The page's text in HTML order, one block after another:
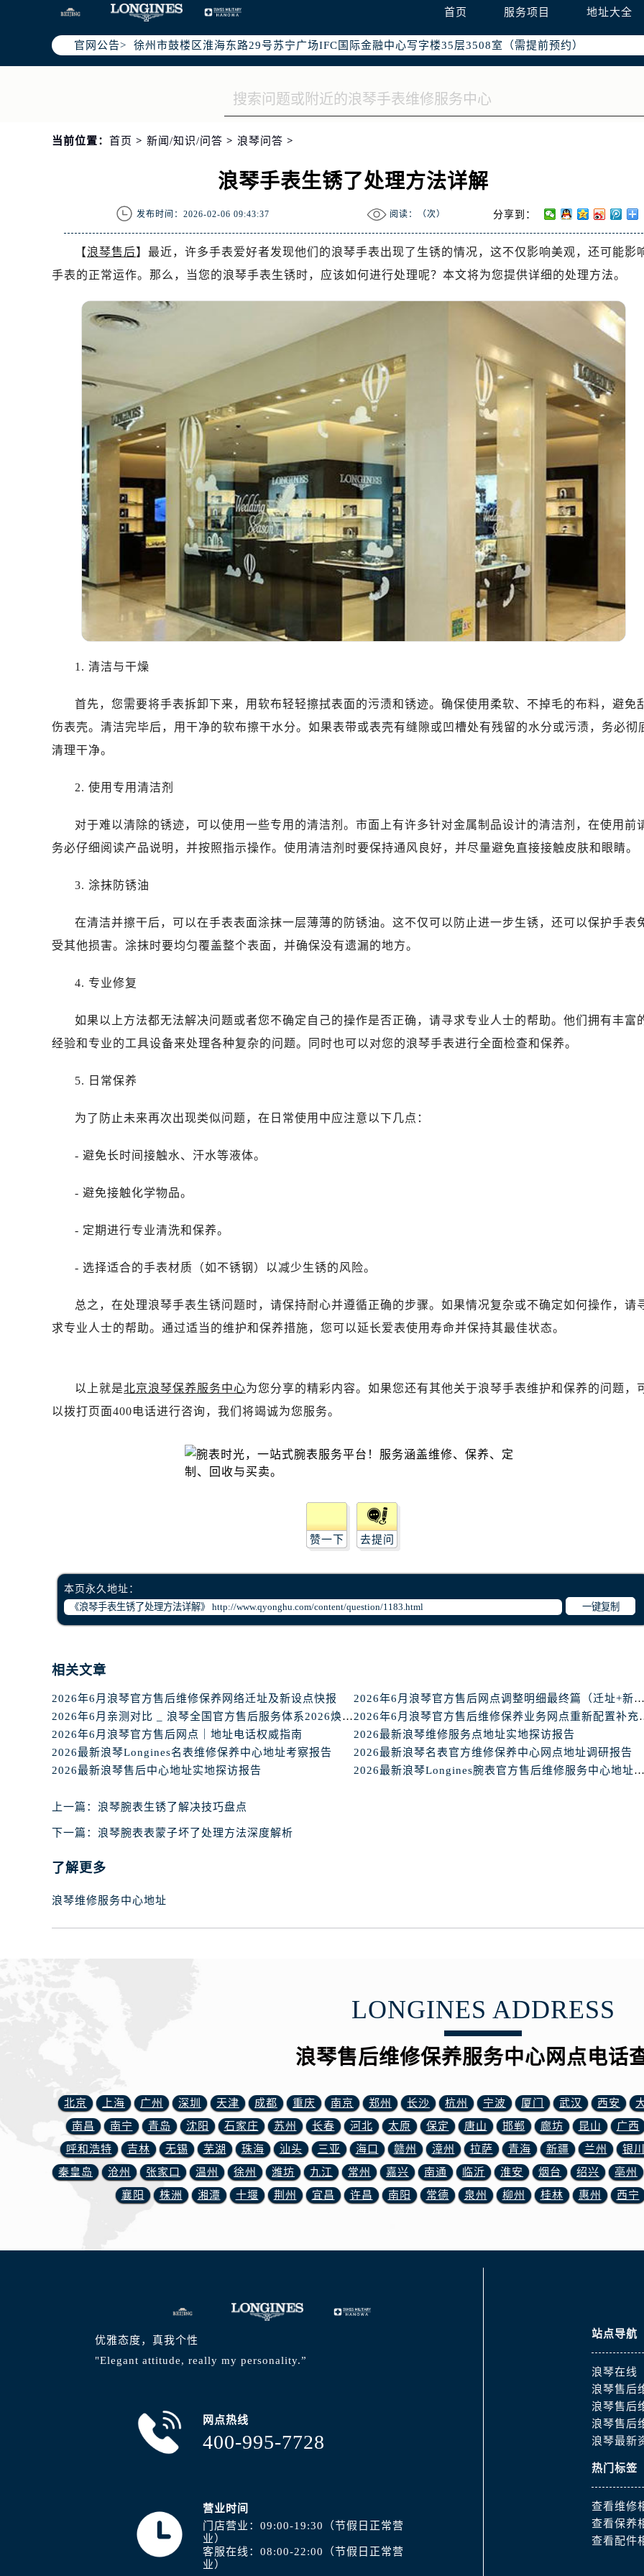
首页 服务项目 地址大全
官网公告>
南京市秦淮区中山南路1号（新街口）南京中心写字楼22层C1-1室（需提前预约）
常州市新北区龙锦路1590号现代传媒中心写字楼5号楼10层1008室（需提前预约）
徐州市鼓楼区淮海东路29号苏宁广场IFC国际金融中心写字楼35层3508室（需提前预约）
扬州市邗江区国展路29号星耀天地写字楼1号楼18层1803室（需提前预约）
泰州市海陵区永定东路399号置地商务中心东塔写字楼（华润万象城）17层1706室（需提前预约）
杭州市上城区钱江路1366号华润大厦写字楼A座5层503-5室（需提前预约）
绍兴市越城区胜利东路379号世茂天际中心写字楼8层805室（需提前预约）
嘉兴市南湖区广益路705号嘉兴世界贸易中心写字楼A座13层1304室（需提前预约）
济南市历下区经十路11111号华润中心写字楼（万象城）15层1508室（需提前预约）
广州市天河区天河路230号万菱汇国际中心写字楼A塔7层704室（需提前预约）
深圳市罗湖区深南东路5001号华润大厦写字楼17层1701室（需提前预约）
惠州市惠城区江北文昌一路7号华贸大厦写字楼1座30层05室（需提前预约）
厦门市思明区湖滨东路95号华润大厦写字楼B座11层1104室（需提前预约）
成都市锦江区人民东路6号SAC东原中心写字楼24层2406B室（需提前预约）
重庆市江北区观音桥步行街2号融恒时代广场写字楼9层902室（需提前预约）
长沙市芙蓉区定王台街道建湘路393号世茂环球金融中心写字楼（芙蓉广场）10层13室（需提前预约
郑州市二七区铭功路10号华润大厦写字楼29层2905室（需提前预约）
太原市迎泽区解放路15号亨得利名表服务中心（品牌授权店）3层整层（需提前预约）
沈阳市沈河区中街路137号亨得利名表服务中心（品牌授权店）1层整层（需提前预约）
沈阳市沈河区中街路83号亨得利名表服务中心（品牌授权店）1层整层（需提前预约）
乌鲁木齐市天山区红山路26号时代广场（CCMALL）C座17层17-B（需提前预约）
温州市鹿城区锦绣路1067号置信广场10层1015室（需提前预约）
大连市中山区人民路15号国际金融大厦7层G室（需提前预约）
佛山市禅城区季华五路57号万科金融中心C座12层1205室（需提前预约）
东莞市东城街道鸿福东路1号民盈国贸中心T1写字楼9层907室（需提前预约）
无锡市梁溪区人民中路139号恒隆广场写字楼1座11层1104室（需提前预约）
南通市崇川区工农路57号圆融广场写字楼16层1603室（需提前预约）
武汉市江汉区解放大道686号世界贸易大厦38层09室（需提前预约）
合肥市蜀山区潜山路111号万象城华润大厦B座12楼03室（需提前预约）
泉州市丰泽区宝洲路729号浦西万达中心写字楼A座7楼709室（需提前预约）
长春市朝阳区西安大路727号中银大厦A座(旺进大厦)18层09室（需提前预约）
昆明市盘龙区北京路928号同德昆明广场写字楼10层06室（需提前预约）
石家庄市长安区中山东路39号勒泰中心写字楼B座13层07室（需提前预约）
海口市龙华区金贸东路5号海口华润大厦B座17层1707室（需提前预约）
台州市椒江区东海大道1800号腾达中心东1幢20楼2002室（需提前预约）
黑龙江省大庆市萨尔图区会战大街浪琴售后服务中心（需提前预约）
黑龙江省黑河市爱辉区中央街浪琴售后服务中心（需提前预约）
黑龙江省牡丹江市东安区太平路浪琴售后服务中心（需提前预约）
黑龙江省双鸭山市尖山区新兴大街浪琴售后服务中心（需提前预约）
黑龙江省伊春市伊美区通河路浪琴售后服务中心（需提前预约）
吉林省白山市浑江区浑江大街浪琴售后服务中心（需提前预约）
吉林省辽源市龙山区人民大街浪琴售后服务中心（需提前预约）
吉林省四平市铁东区紫气大路与南九经街交汇处浪琴售后服务中心（需提前预约）
吉林省通化市东昌区环通乡江南大街浪琴售后服务中心（需提前预约）
吉林省延边市延吉市解放路浪琴售后服务中心（需提前预约）
辽宁省朝阳市双塔区新华路浪琴售后服务中心（需提前预约）
辽宁省丹东市振兴区七经街浪琴售后服务中心（需提前预约）
辽宁省阜新市海州区解放大街浪琴售后服务中心（需提前预约）
辽宁省葫芦岛市连山区中央路浪琴售后服务中心（需提前预约）
辽宁省辽阳市白塔区新运大街浪琴售后服务中心（需提前预约）
辽宁省盘锦市兴隆台区石油大街浪琴售后服务中心（需提前预约）
辽宁省营口市站前区市府路与渤海大街交叉口浪琴售后服务中心（需提前预约）
辽宁省沈阳市沈河区中街路137号亨得利名表维修授权店1楼浪琴售后服务中心（需提前预约）
辽宁省沈阳市沈河区中街路83号亨得利名表维修授权店1楼浪琴售后服务中心（需提前预约）
内蒙古自治区阿拉善盟市左旗土尔扈特大街浪琴售后服务中心（需提前预约）
内蒙古自治区巴彦淖尔市临河区新华街浪琴售后服务中心（需提前预约）
内蒙古自治区包头市青山区幸福路甲3号王府井百货名表维修浪琴售后服务中心（需提前预约）
内蒙古自治区赤峰市红山区哈达街浪琴售后服务中心（需提前预约）
内蒙古自治区鄂尔多斯市东胜区伊金霍洛街浪琴售后服务中心（需提前预约）
内蒙古自治区乌海市海勃湾区人民南路浪琴售后服务中心（需提前预约）
内蒙古自治区兴安盟市乌兰浩特市兴安大街浪琴售后服务中心（需提前预约）
山西省朔州市朔城区怡西路与鄯阳西街交汇处浪琴售后服务中心（需提前预约）
山西省忻州市忻府区和平东街与七一南路交叉口浪琴售后服务中心（需提前预约）
山西省阳泉市郊区平阳东街与新城大道交叉口浪琴售后服务中心（需提前预约）
山西省长治市潞州区英雄中路浪琴售后服务中心（需提前预约）
山西省太原市迎泽区迎泽街道解放路15号亨得利名表维修授权店3楼浪琴售后服务中心（需提前预约
天津市和平区赤峰道136号天津国际金融中心26层2603室浪琴售后服务中心（需提前预约）
安徽省安庆市迎江区人民路浪琴售后服务中心（需提前预约）
安徽省蚌埠市蚌山区淮河路浪琴售后服务中心（需提前预约）
安徽省亳州市谯城区魏武大道浪琴售后服务中心（需提前预约）
安徽省黄山市屯溪区黄山西路浪琴售后服务中心（需提前预约）
安徽省六安市金安区解放中路浪琴售后服务中心（需提前预约）
安徽省马鞍山市雨山区湖南西路浪琴售后服务中心（需提前预约）
安徽省芜湖市镜湖区中山路步行街浪琴售后服务中心（需提前预约）
安徽省宣城市宣州区叠嶂西路浪琴售后服务中心（需提前预约）
福建省宁德市蕉城区天湖东路浪琴售后服务中心（需提前预约）
福建省莆田市城厢区霞林街道荔华东大道浪琴售后服务中心（需提前预约）
福建省三明市三元区东乾二路浪琴售后服务中心（需提前预约）
福建省漳州市龙文区步港路浪琴售后服务中心（需提前预约）
当前位置： 首页 > 新闻/知识/问答 > 浪琴问答 >
浪琴手表生锈了处理方法详解
发布时间：2026-02-06 09:43:37 阅读：（次） 分享到：
【浪琴售后】最近，许多手表爱好者发现他们的浪琴手表出现了生锈的情况，这不仅影响美观，还可能影
手表的正常运作。那么，当您的浪琴手表生锈时，应该如何进行处理呢？本文将为您提供详细的处理方法。
1. 清洁与干燥
首先，您需要将手表拆卸下来，用软布轻轻擦拭表面的污渍和锈迹。确保使用柔软、不掉毛的布料，避免
伤表壳。清洁完毕后，用干净的软布擦干水分。如果表带或表壳有缝隙或凹槽处有残留的水分或污渍，务必彻
清理干净。
2. 使用专用清洁剂
对于难以清除的锈迹，可以使用一些专用的清洁剂。市面上有许多针对金属制品设计的清洁剂，在使用前
务必仔细阅读产品说明，并按照指示操作。使用清洁剂时要保持通风良好，并尽量避免直接接触皮肤和眼睛。
3. 涂抹防锈油
在清洁并擦干后，可以在手表表面涂抹一层薄薄的防锈油。这不仅可以防止进一步生锈，还可以保护手表
受其他损害。涂抹时要均匀覆盖整个表面，并确保没有遗漏的地方。
4. 专业修复
如果以上方法都无法解决问题或者您不确定自己的操作是否正确，请寻求专业人士的帮助。他们拥有丰富
经验和专业的工具设备来处理各种复杂的问题。同时也可以对您的浪琴手表进行全面检查和保养。
5. 日常保养
为了防止未来再次出现类似问题，在日常使用中应注意以下几点：
- 避免长时间接触水、汗水等液体。
- 避免接触化学物品。
- 定期进行专业清洗和保养。
- 选择适合的手表材质（如不锈钢）以减少生锈的风险。
总之，在处理浪琴手表生锈问题时，请保持耐心并遵循正确的步骤。如果情况复杂或不确定如何操作，请
求专业人士的帮助。通过适当的维护和保养措施，您可以延长爱表使用寿命并保持其最佳状态。
以上就是北京浪琴保养服务中心为您分享的精彩内容。如果您还有其他关于浪琴手表维护和保养的问题，
以拨打页面400电话进行咨询，我们将竭诚为您服务。
赞一下 去提问
本页永久地址：
一键复制
相关文章
2026年6月浪琴官方售后维修保养网络迁址及新设点快报
2026年6月浪琴官方售后网点调整明细最终篇（迁址+新开业）
2026年6月亲测对比 _ 浪琴全国官方售后服务体系2026焕新升级公告
2026年6月浪琴官
2026年6月浪琴官方售后网点｜地址电话权威指南
2026最新浪琴维修服务点地址实地探访报告
2026最新浪琴Longines名表维修保养中心地址考察报告
2026最新浪琴名表官方维修保养中心网点地址调研报告
2026最新浪琴售后中心地址实地探访报告
2026最新浪琴Longines腕表官方售后维修服务中心地址调研报告
上一篇： 浪琴腕表生锈了解决技巧盘点
下一篇： 浪琴腕表表蒙子坏了处理方法深度解析
了解更多
浪琴维修服务中心地址
LONGINES ADDRESS
浪琴售后维修保养服务中心网点电话
北京 上海 广州 深圳 天津 成都 重庆 南京 郑州 长沙 杭州 宁波 厦门 武汉 西安
南昌
南宁 青岛 沈阳 石家庄 苏州 长春 河北 太原 保定 唐山 邯郸 廊坊 昆山
广西
呼和浩特
吉林 无锡 芜湖 珠海 汕头 三亚 海口 赣州 漳州 拉萨 青海 新疆 兰州
银
秦皇岛
沧州 张家口 温州 徐州 潍坊 九江 常州 嘉兴 南通 临沂 淮安 烟台 绍兴
亳州
襄阳
株洲 湘潭 十堰 荆州 宜昌 许昌 南阳 常德 泉州 柳州 桂林 惠州 西宁
优雅态度，真我个性
"Elegant attitude, really my personality.”
网点热线
400-995-7728
营业时间
门店营业：09:00-19:30（节假日正常营
业）
客服在线：08:00-22:00（节假日正常营
业）
站点导航
浪琴在线
浪琴售后
浪琴售后
浪琴售后
浪琴最新
热门标签
查看维修
查看保养
查看配件